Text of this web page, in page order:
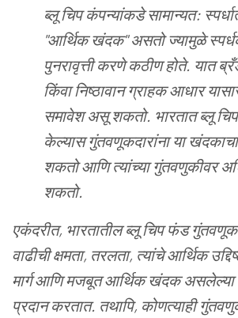
ब्लू चिप कंपन्यांकडे सामान्यत:
"आर्थिक खंदक"असतो ज्यामुळे
पुनरावृत्ती करणे कठीण होते. यात
किंवा निष्ठावान ग्राहक आधार
समावेश असू शकतो. भारतात ब्लू चिप
केल्यास गुंतवणूकदारांना या खंदकाचा
शकतो आणि त्यांच्या गुंतवणुकीवर
शकतो.
एकंदरीत, भारतातील ब्लू चिप फंड
वाढीची क्षमता, तरलता, त्यांचे आर्थिक
मार्ग आणि मजबूत आर्थिक खंदक असलेल्या
प्रदान करतात. तथापि, कोणत्याही